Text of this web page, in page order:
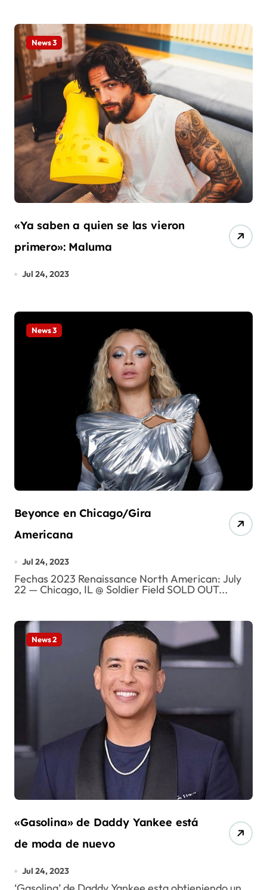
News 3
«Ya saben a quien se las vieron
primero»: Maluma
Jul 24, 2023
News 3
Beyonce en Chicago/Gira
Americana
Jul 24, 2023
Fechas 2023 Renaissance North American: July
22 — Chicago, IL @ Soldier Field SOLD OUT...
News 2
«Gasolina» de Daddy Yankee está
de moda de nuevo
Jul 24, 2023